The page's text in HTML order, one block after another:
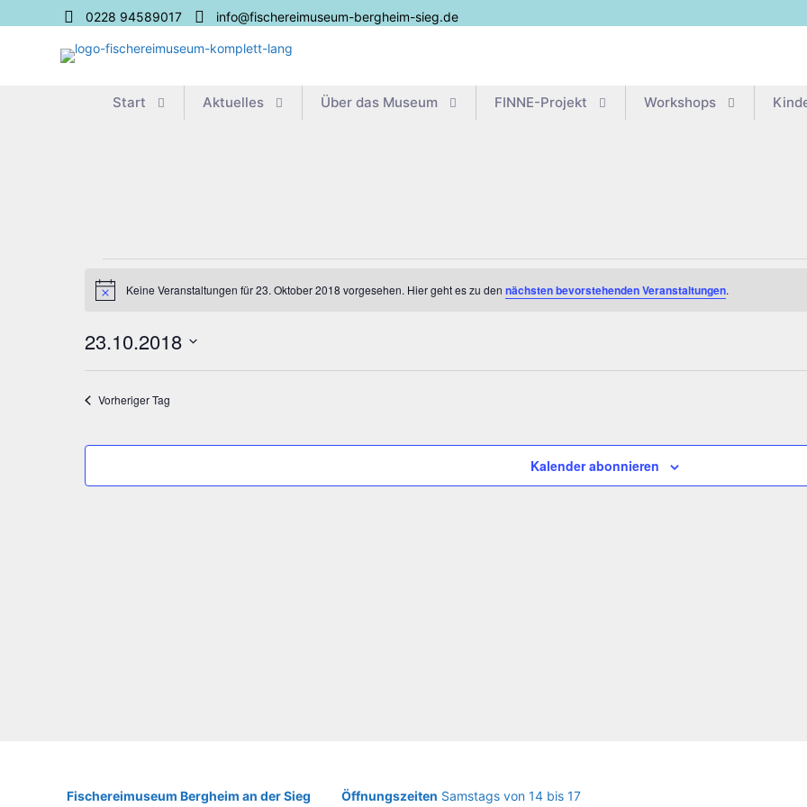
0228 94589017 info@fischereimuseum-bergheim-sieg.de
Start Aktu­el­les Über das Museum FIN­­NE-Pro­­jekt Work­shops
Veranstaltungen
für
23.
Oktober
2018
HinweisKeine Veranstaltungen für 23. Oktober 2018 vorgesehen. Hier geht es zu den nächsten bevorstehenden Veranstaltungen.
23.10.2018
Vorheriger Tag
Kalender abonnieren
Fische­rei­mu­se­um Berg­heim an der Sieg Öffnungszeiten Samstags von 14 bis 17